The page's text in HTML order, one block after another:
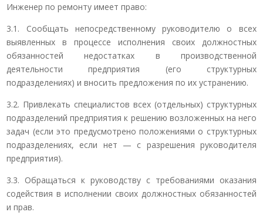
Инженер по ремонту имеет право:
3.1. Сообщать непосредственному руководителю о всех
выявленных в процессе исполнения своих должностных
обязанностей недостатках в производственной
деятельности предприятия (его структурных
подразделениях) и вносить предложения по их устранению.
3.2. Привлекать специалистов всех (отдельных) структурных
подразделений предприятия к решению возложенных на него
задач (если это предусмотрено положениями о структурных
подразделениях, если нет — с разрешения руководителя
предприятия).
3.3. Обращаться к руководству с требованиями оказания
содействия в исполнении своих должностных обязанностей
и прав.